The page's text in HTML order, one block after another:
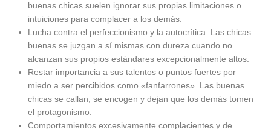
buenas chicas suelen ignorar sus propias limitaciones o
intuiciones para complacer a los demás.
Lucha contra el perfeccionismo y la autocrítica. Las chicas
buenas se juzgan a sí mismas con dureza cuando no
alcanzan sus propios estándares excepcionalmente altos.
Restar importancia a sus talentos o puntos fuertes por
miedo a ser percibidos como «fanfarrones». Las buenas
chicas se callan, se encogen y dejan que los demás tomen
el protagonismo.
Comportamientos excesivamente complacientes y de